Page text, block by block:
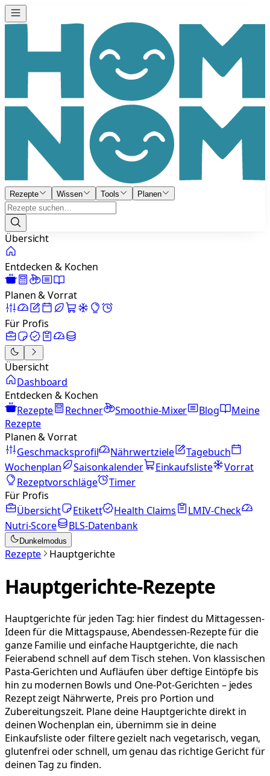
Rezepte Wissen Tools Planen
Übersicht
Entdecken & Kochen
Planen & Vorrat
Für Profis
Übersicht
Dashboard
Entdecken & Kochen
Rezepte
Rechner Smoothie-Mixer Blog
Meine
Rezepte
Planen & Vorrat
Geschmacksprofil
Nährwertziele
Tagebuch
Wochenplan
Saisonkalender Einkaufsliste
Vorrat
Rezeptvorschläge
Timer
Für Profis
Übersicht
Etikett Health Claims
LMIV-Check
Nutri-Score
BLS-Datenbank
Dunkelmodus
Rezepte Hauptgerichte
Hauptgerichte-Rezepte
Hauptgerichte für jeden Tag: hier findest du Mittagessen-
Ideen für die Mittagspause, Abendessen-Rezepte für die
ganze Familie und einfache Hauptgerichte, die nach
Feierabend schnell auf dem Tisch stehen. Von klassischen
Pasta-Gerichten und Aufläufen über deftige Eintöpfe bis
hin zu modernen Bowls und One-Pot-Gerichten – jedes
Rezept zeigt Nährwerte, Preis pro Portion und
Zubereitungszeit. Plane deine Hauptgerichte direkt in
deinen Wochenplan ein, übernimm sie in deine
Einkaufsliste oder filtere gezielt nach vegetarisch, vegan,
glutenfrei oder schnell, um genau das richtige Gericht für
deinen Tag zu finden.